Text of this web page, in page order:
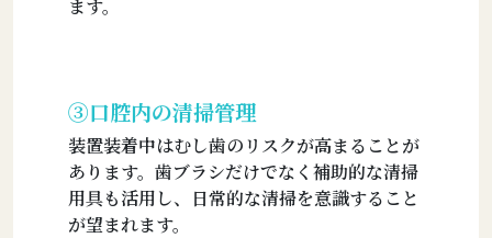
ます。
③口腔内の清掃管理
装置装着中はむし歯のリスクが高まることが
あります。歯ブラシだけでなく補助的な清掃
用具も活用し、日常的な清掃を意識すること
が望まれます。